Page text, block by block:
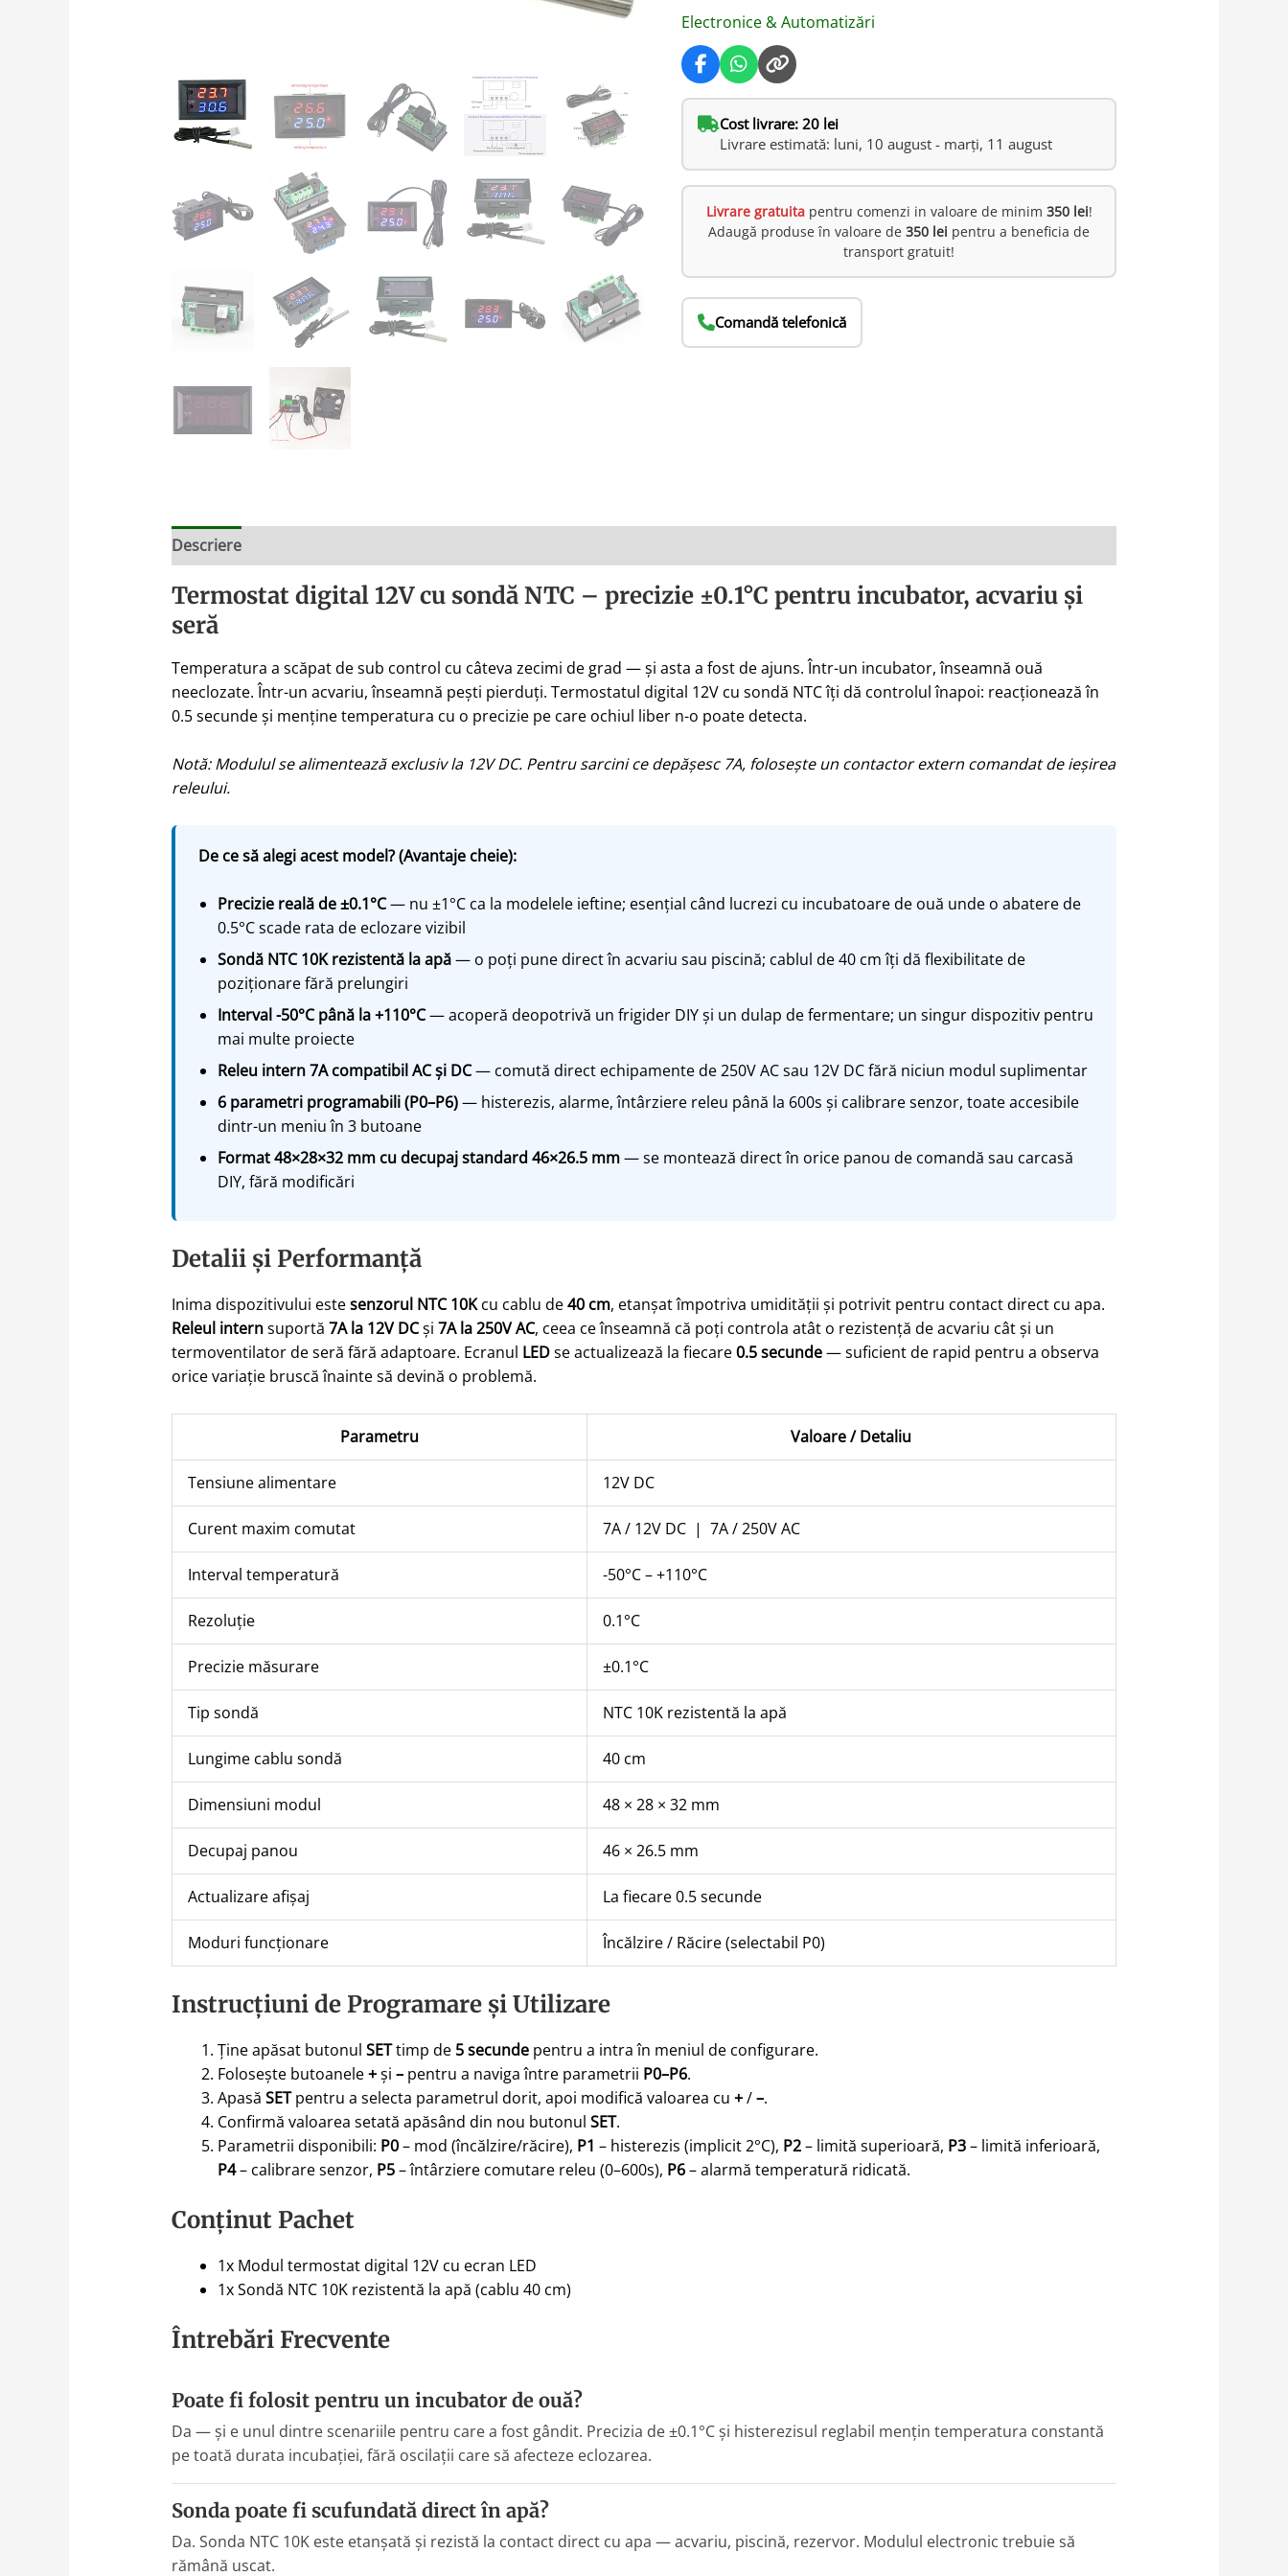
Electronice & Automatizări
Cost livrare: 20 lei
Livrare estimată: luni, 10 august - marți, 11 august
Livrare gratuitapentru comenzi in valoare de minim 350 lei!
Adaugă produse în valoare de350 lei pentru a beneficia de
transport gratuit!
Comandă telefonică
Descriere
Termostat digital 12V cu sondă NTC – precizie ±0.1°C pentru incubator, acvariu și
seră
Temperatura a scăpat de sub control cu câteva zecimi de grad — și asta a fost de ajuns. Într-un incubator, înseamnă ouă
neeclozate. Într-un acvariu, înseamnă pești pierduți. Termostatul digital 12V cu sondă NTC îți dă controlul înapoi: reacționează în
0.5 secunde și menține temperatura cu o precizie pe care ochiul liber n-o poate detecta.
Notă: Modulul se alimentează exclusiv la 12V DC. Pentru sarcini ce depășesc 7A, folosește un contactor extern comandat de ieșirea
releului.
De ce să alegi acest model? (Avantaje cheie):
Precizie reală de ±0.1°C— nu ±1°C ca la modelele ieftine; esențial când lucrezi cu incubatoare de ouă unde o abatere de
0.5°C scade rata de eclozare vizibil
Sondă NTC 10K rezistentă la apă— o poți pune direct în acvariu sau piscină; cablul de 40 cm îți dă flexibilitate de
poziționare fără prelungiri
Interval -50°C până la +110°C— acoperă deopotrivă un frigider DIY și un dulap de fermentare; un singur dispozitiv pentru
mai multe proiecte
Releu intern 7A compatibil AC și DC— comută direct echipamente de 250V AC sau 12V DC fără niciun modul suplimentar
6 parametri programabili (P0–P6)— histerezis, alarme, întârziere releu până la 600s și calibrare senzor, toate accesibile
dintr-un meniu în 3 butoane
Format 48×28×32 mm cu decupaj standard 46×26.5 mm— se montează direct în orice panou de comandă sau carcasă
DIY, fără modificări
Detalii și Performanță
Inima dispozitivului estesenzorul NTC 10Kcu cablu de40 cm, etanșat împotriva umidității și potrivit pentru contact direct cu apa.
Releul internsuportă 7A la 12V DCși 7A la 250V AC, ceea ce înseamnă că poți controla atât o rezistență de acvariu cât și un
termoventilator de seră fără adaptoare. Ecranul LEDse actualizează la fiecare0.5 secunde— suficient de rapid pentru a observa
orice variație bruscă înainte să devină o problemă.
Parametru Valoare / Detaliu
Tensiune alimentare 12V DC
Curent maxim comutat 7A / 12V DC | 7A / 250V AC
Interval temperatură -50°C – +110°C
Rezoluție 0.1°C
Precizie măsurare ±0.1°C
Tip sondă NTC 10K rezistentă la apă
Lungime cablu sondă 40 cm
Dimensiuni modul 48 × 28 × 32 mm
Decupaj panou 46 × 26.5 mm
Actualizare afișaj La fiecare 0.5 secunde
Moduri funcționare Încălzire / Răcire (selectabil P0)
Instrucțiuni de Programare și Utilizare
Ține apăsat butonul SETtimp de 5 secundepentru a intra în meniul de configurare.
Folosește butoanele+și –pentru a naviga între parametrii P0–P6.
Apasă SETpentru a selecta parametrul dorit, apoi modifică valoarea cu +/–.
Confirmă valoarea setată apăsând din nou butonul SET.
Parametrii disponibili: P0– mod (încălzire/răcire), P1 – histerezis (implicit 2°C), P2– limită superioară, P3– limită inferioară,
P4– calibrare senzor, P5– întârziere comutare releu (0–600s), P6– alarmă temperatură ridicată.
Conținut Pachet
1x Modul termostat digital 12V cu ecran LED
1x Sondă NTC 10K rezistentă la apă (cablu 40 cm)
Întrebări Frecvente
Poate fi folosit pentru un incubator de ouă?
Da — și e unul dintre scenariile pentru care a fost gândit. Precizia de ±0.1°C și histerezisul reglabil mențin temperatura constantă
pe toată durata incubației, fără oscilații care să afecteze eclozarea.
Sonda poate fi scufundată direct în apă?
Da. Sonda NTC 10K este etanșată și rezistă la contact direct cu apa — acvariu, piscină, rezervor. Modulul electronic trebuie să
rămână uscat.